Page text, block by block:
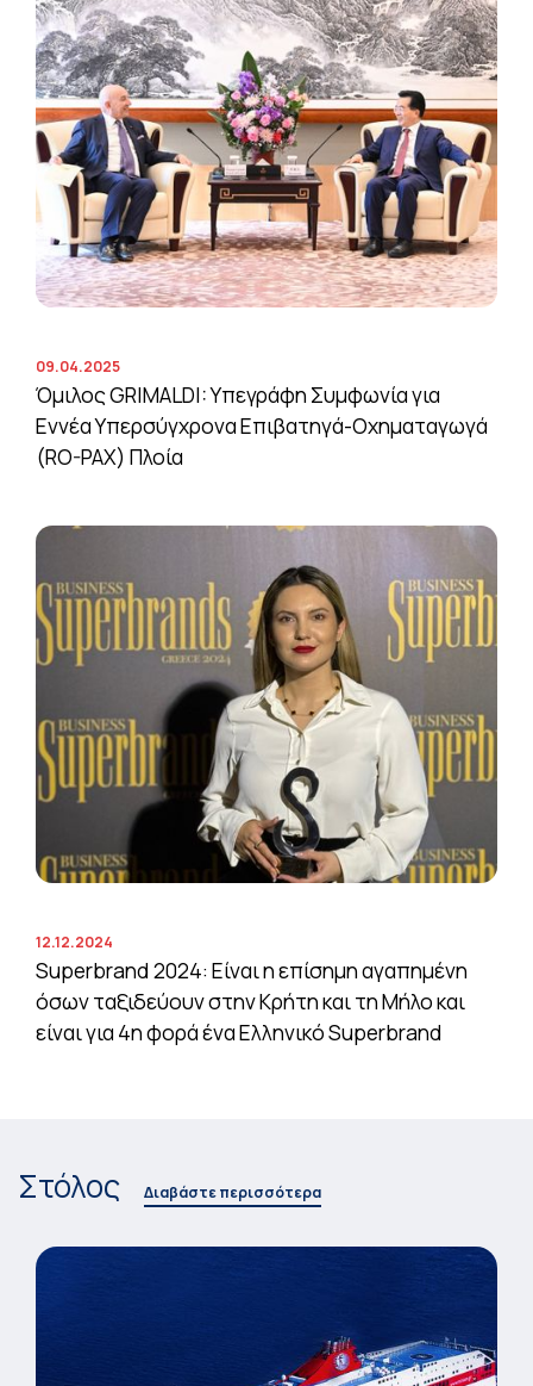
09.04.2025
Όμιλος GRIMALDI: Υπεγράφη Συμφωνία για
Εννέα Υπερσύγχρονα Επιβατηγά-Οχηματαγωγά
(RO-PAX) Πλοία
12.12.2024
Superbrand 2024: Είναι η επίσημη αγαπημένη
όσων ταξιδεύουν στην Κρήτη και τη Μήλο και
είναι για 4η φορά ένα Ελληνικό Superbrand
Στόλος Διαβάστε περισσότερα